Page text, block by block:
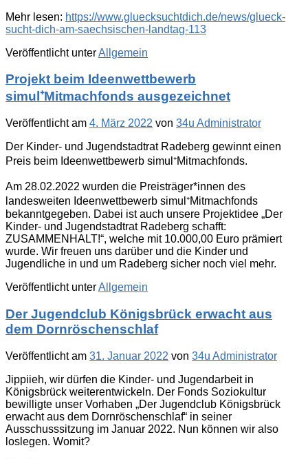
Mehr lesen: https://www.gluecksuchtdich.de/news/glueck-
sucht-dich-am-saechsischen-landtag-113
Veröffentlicht unterAllgemein
Projekt beim Ideenwettbewerb
simul⁺Mitmachfonds ausgezeichnet
Veröffentlicht am 4. März 2022 von 34u Administrator
Der Kinder- und Jugendstadtrat Radeberg gewinnt einen
Preis beim Ideenwettbewerb simul⁺Mitmachfonds.
Am 28.02.2022 wurden die Preisträger*innen des
landesweiten Ideenwettbewerb simul⁺Mitmachfonds
bekanntgegeben. Dabei ist auch unsere Projektidee „Der
Kinder- und Jugendstadtrat Radeberg schafft:
ZUSAMMENHALT!“, welche mit 10.000,00 Euro prämiert
wurde. Wir freuen uns darüber und die Kinder und
Jugendliche in und um Radeberg sicher noch viel mehr.
Veröffentlicht unterAllgemein
Der Jugendclub Königsbrück erwacht aus
dem Dornröschenschlaf
Veröffentlicht am 31. Januar 2022 von 34u Administrator
Jippiieh, wir dürfen die Kinder- und Jugendarbeit in
Königsbrück weiterentwickeln. Der Fonds Soziokultur
bewilligte unser Vorhaben „Der Jugendclub Königsbrück
erwacht aus dem Dornröschenschlaf“ in seiner
Ausschusssitzung im Januar 2022. Nun können wir also
loslegen. Womit?